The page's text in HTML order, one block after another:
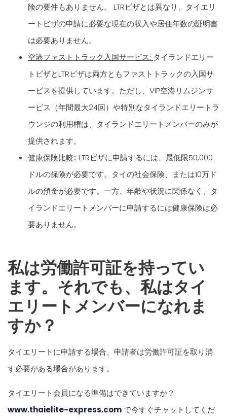
険の要件もありません。 LTRビザとは異なり、タイエリ
ートビザの申請に必要な現在の収入や居住年数の証明書
は必要ありません。
空港ファストトラック入国サービス: タイランドエリー
トビザとLTRビザは両方ともファストトラックの入国サ
ービスを提供しています。ただし、VIP空港リムジンサ
ービス（年間最大24回）や特別なタイランドエリートラ
ウンジの利用権は、タイランドエリートメンバーのみが
提供されます。
健康保険比較:: LTRビザに申請するには、最低限50,000
ドルの保険が必要です。タイの社会保険、または10万ド
ルの預金が必要です。一方、年齢や状況に関係なく、タ
イランドエリートメンバーに申請するには健康保険は必
要ありません。
私は労働許可証を持ってい
ます。それでも、私はタイ
エリートメンバーになれま
すか？
タイエリートに申請する場合、申請者は労働許可証を取り消
す必要がある場合があります。
タイエリート会員になる準備はできていますか？
www.thaielite-express.com で今すぐチャットしてくだ